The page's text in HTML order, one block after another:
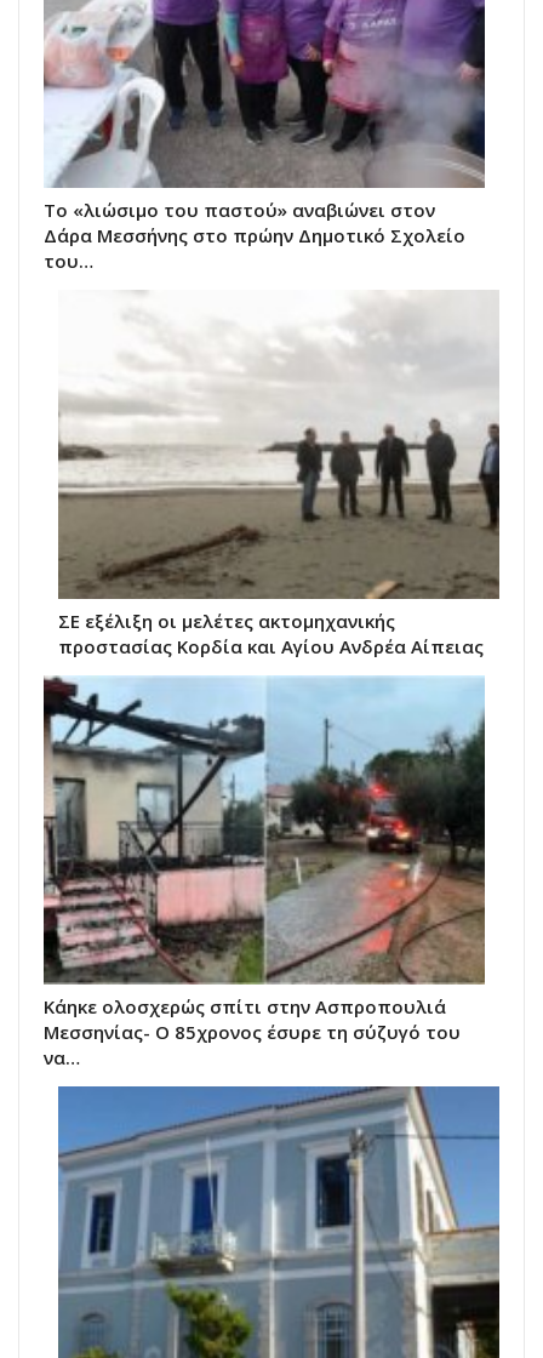
Το «λιώσιμο του παστού» αναβιώνει στον
Δάρα Μεσσήνης στο πρώην Δημοτικό Σχολείο
του…
ΣΕ εξέλιξη οι μελέτες ακτομηχανικής
προστασίας Κορδία και Αγίου Ανδρέα Αίπειας
Kάηκε ολοσχερώς σπίτι στην Ασπροπουλιά
Μεσσηνίας- Ο 85χρονος έσυρε τη σύζυγό του
να…